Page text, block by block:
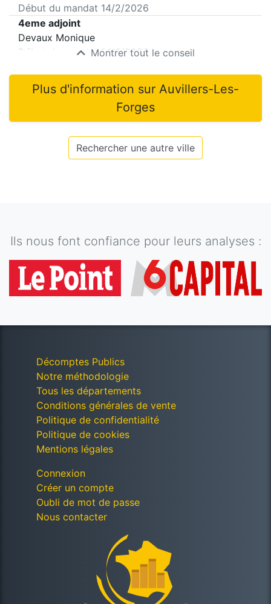
Début du mandat 14/2/2026
4eme adjoint
Devaux Monique
Début du mandat14/2/2026
Montrer tout le conseil
Plus d'information sur Auvillers-Les-
Forges
Rechercher une autre ville
Ils nous font confiance pour leurs analyses :
Décomptes Publics
Notre méthodologie
Tous les départements
Conditions générales de vente
Politique de confidentialité
Politique de cookies
Mentions légales
Connexion
Créer un compte
Oubli de mot de passe
Nous contacter